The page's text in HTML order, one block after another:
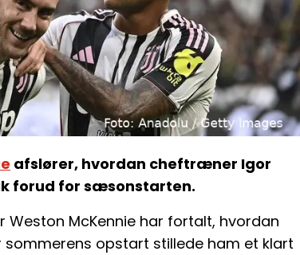
afslører, hvordan cheftræner Igor
forud for sæsonstarten.
Weston McKennie har fortalt, hvordan
opstart stillede ham et klart